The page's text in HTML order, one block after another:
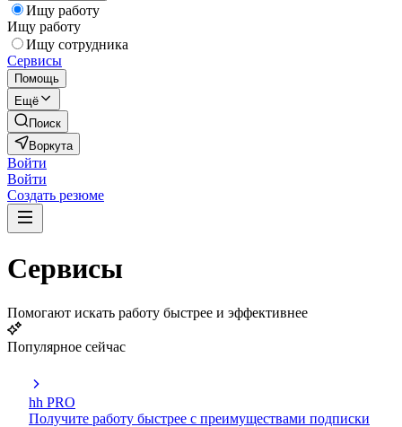
Ищу работу
Ищу работу
Ищу сотрудника
Сервисы
Помощь
Ещё
Поиск
Воркута
Войти
Войти
Создать резюме
Сервисы
Помогают искать работу быстрее и эффективнее
Популярное сейчас
hh PRO
Получите работу быстрее с преимуществами подписки